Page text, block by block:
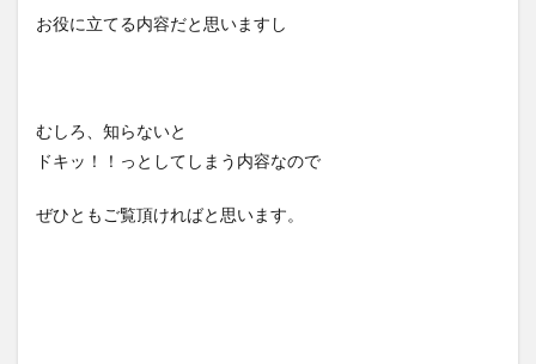
お役に立てる内容だと思いますし
むしろ、知らないと
ドキッ！！っとしてしまう内容なので
ぜひともご覧頂ければと思います。